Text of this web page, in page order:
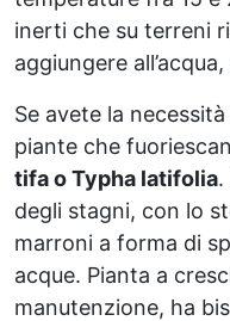
inerti che su terreni
aggiungere
Se avete la
piante che
tifa o Typha latifolia.
degli stagni, con lo
marroni a forma di
acque. Pianta a
manutenzione, ha